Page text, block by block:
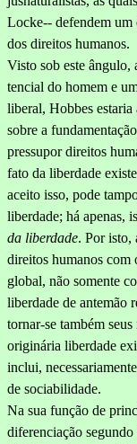
Locke-- defendem um
dos direitos humanos.
Visto sob este ângulo,
tencial do homem e
liberal, Hobbes
sobre a
pres­supor direitos
fato da liberdade
aceito isso, pode
liberdade; há apenas,
da liber­dade. Por isto,
direitos humanos com
global, não somente
liberdade de antemão
tornar-se também
originária liberdade
inclui,
de sociabilidade.
Na sua função de
diferenciação